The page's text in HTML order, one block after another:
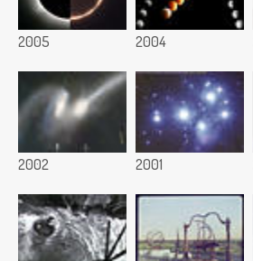
2005 2004
2002 2001